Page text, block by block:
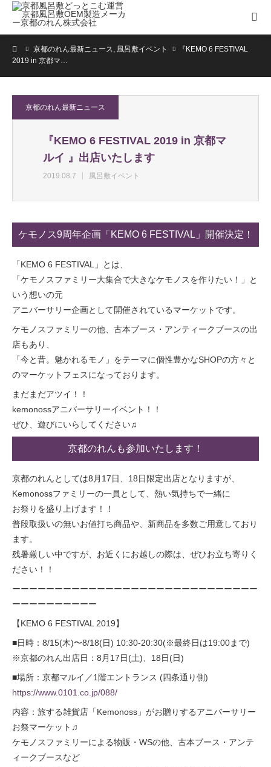
ホーム京都のれん最新ニュース, 風呂敷イベント
『KEMO 6 FESTIVAL
2019 in 京都マ…
京都のれん最新ニュース
『KEMO 6 FESTIVAL 2019 in 京都マ
ルイ 』出店いたします
2019.08.7 風呂敷イベント
ケモノス9周年企画「KEMO 6 FESTIVAL」開催決定！
「KEMO 6 FESTIVAL」とは、
「ケモノスファミリー大集合で大きなケモノスを作りたい！」と
いう想いの元
アニバーサリー企画として開催されているマーケットです。
ケモノスファミリーの他、古本ブース・アンティークブースの出
店もあり、
「今と昔。魅かれるモノ」をテーマに個性豊かなSHOPの方々と
のマーケットフェスになっております。
まだまだアツイ！！
kemonossアニバーサリーイベント！！
ぜひ、遊びにいらしてください♫
京都のれんも参加いたします！
京都のれんとしては8月17日、18日限定出店となりますが、
Kemonossファミリーの一員として、熱い気持ちで一緒に
お祭りを盛り上げます！！
普段取扱いの無いお値打ち商品や、新商品を多数ご用意しており
ます。
残暑厳しい中ですが、お近くにお越しの際は、ぜひお立ち寄りく
ださい！！
ーーーーーーーーーーーーーーーーーーーーーーーーーーーーー
ーーーーーーーーーー
【KEMO 6 FESTIVAL 2019】
■日時：8/15(木)〜8/18(日) 10:30-20:30(※最終日は19:00まで)
※京都のれん出店日：8月17日(土)、18日(日)
■場所：京都マルイ／1階エントランス (四条通り側)
https://www.0101.co.jp/088/
内容：旅する雑貨店「Kemonoss」がお贈りするアニバーサリー
お祭マーケット♫
ケモノスファミリーによる物販・WSの他、古本ブース・アンテ
ィークブースなど